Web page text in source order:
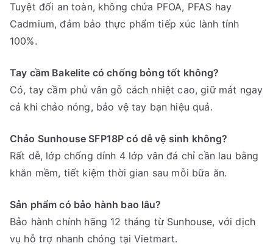
Tuyệt đối an toàn, không chứa PFOA, PFAS hay
Cadmium, đảm bảo thực phẩm tiếp xúc lành tính
100%.
Tay cầm Bakelite có chống bỏng tốt không?
Có, tay cầm phủ vân gỗ cách nhiệt cao, giữ mát ngay
cả khi chảo nóng, bảo vệ tay bạn hiệu quả.
Chảo Sunhouse SFP18P có dễ vệ sinh không?
Rất dễ, lớp chống dính 4 lớp vân đá chỉ cần lau bằng
khăn mềm, tiết kiệm thời gian sau mỗi bữa ăn.
Sản phẩm có bảo hành bao lâu?
Bảo hành chính hãng 12 tháng từ Sunhouse, với dịch
vụ hỗ trợ nhanh chóng tại Vietmart.